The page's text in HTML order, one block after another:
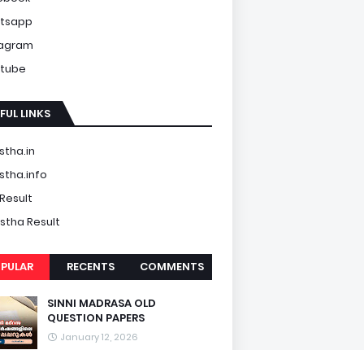
LINKS
Result
RECENTS COMMENTS
SINNI MADRASA OLD
QUESTION PAPERS
January 12, 2026